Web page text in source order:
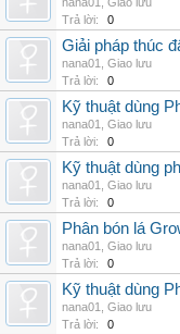
Trả lời:
0
Giải pháp thúc
nana01
Giao lưu
Trả lời:
0
Kỹ thuật dùng
nana01
Giao lưu
Trả lời:
0
Kỹ thuật dùng
nana01
Giao lưu
Trả lời:
0
Phân bón lá
nana01
Giao lưu
Trả lời:
0
Kỹ thuật dùng
nana01
Giao lưu
Trả lời:
0